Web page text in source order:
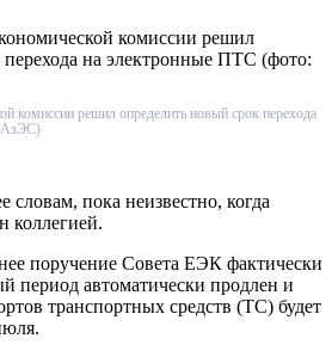
комиссии решил определить новый срок перехода
словам, пока неизвестно, когда
коллегией.
поручение Совета ЕЭК фактически
период автоматически продлен и
транспортных средств (ТС) будет